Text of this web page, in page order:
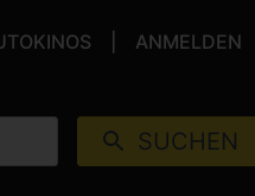
ANMELDEN
SUCHEN